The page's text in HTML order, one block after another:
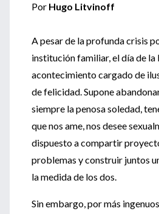
Por Hugo Litvinoff
A pesar de la profunda crisis
institución familiar, el día de la
acontecimiento cargado de
de felicidad. Supone
siempre la penosa soledad,
que nos ame, nos desee
dispuesto a compartir
problemas y construir juntos
la medida de los dos.
Sin embargo, por más